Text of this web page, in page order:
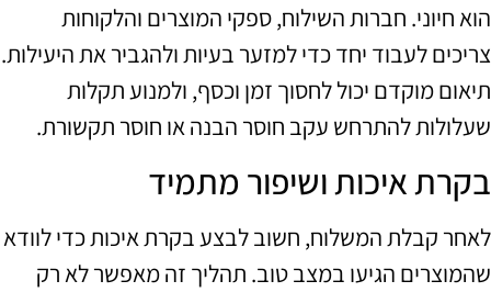
הוא חיוני. חברות השילוח, ספקי המוצרים והלקוחות
צריכים לעבוד יחד כדי למזער בעיות ולהגביר את היעילות.
תיאום מוקדם יכול לחסוך זמן וכסף, ולמנוע תקלות
שעלולות להתרחש עקב חוסר הבנה או חוסר תקשורת.
בקרת איכות ושיפור מתמיד
לאחר קבלת המשלוח, חשוב לבצע בקרת איכות כדי לוודא
שהמוצרים הגיעו במצב טוב. תהליך זה מאפשר לא רק